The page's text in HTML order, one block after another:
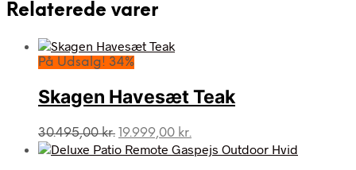
Relaterede varer
På Udsalg! 34%
Skagen Havesæt Teak
30.495,00kr. Den
oprindelige
19.999,00 kr.
aktuelle